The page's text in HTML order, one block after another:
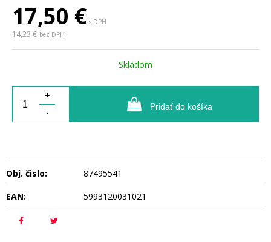
17,50 € s DPH
14,23 € bez DPH
Skladom
+
-
Pridať do košíka
Obj. čislo:
87495541
EAN:
5993120031021